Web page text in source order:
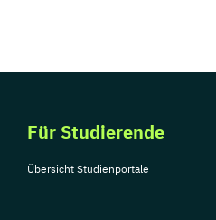
Für Studierende
Übersicht Studienportale